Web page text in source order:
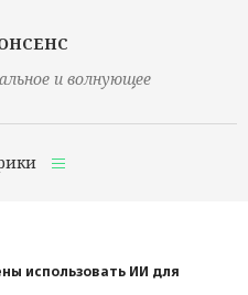
и волнующее
использовать ИИ для